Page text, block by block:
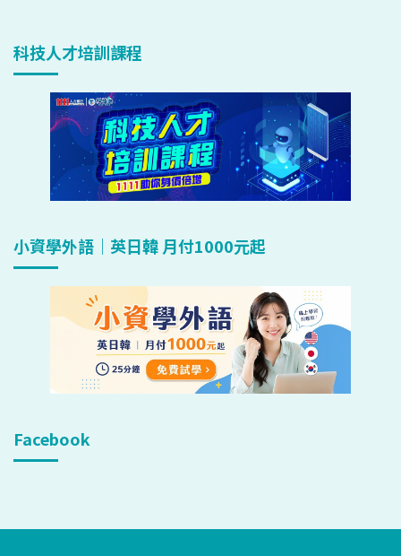
科技人才培訓課程
小資學外語｜英日韓 月付1000元起
Facebook